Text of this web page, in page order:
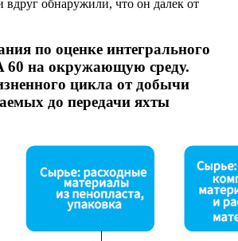
вдруг обнаружили, что он далек от
по оценке интегрального
60 на окружающую среду.
цикла от добычи
до передачи яхты